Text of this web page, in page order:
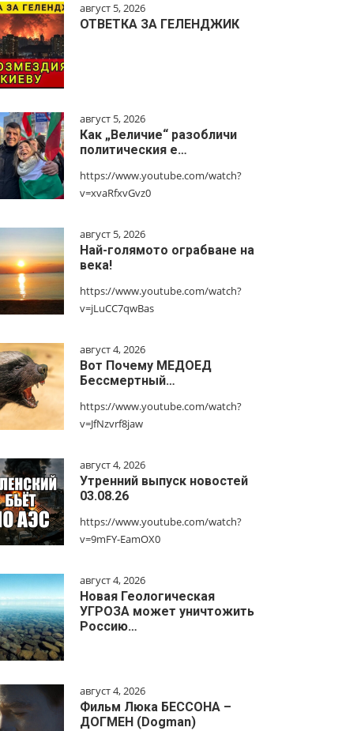
август 5, 2026
ОТВЕТКА ЗА ГЕЛЕНДЖИК
август 5, 2026
Как „Величие“ разобличи
политическия е…
https://www.youtube.com/watch?
v=xvaRfxvGvz0
август 5, 2026
Най-голямото ограбване на
века!
https://www.youtube.com/watch?
v=jLuCC7qwBas
август 4, 2026
Вот Почему МЕДОЕД
Бессмертный…
https://www.youtube.com/watch?
v=JfNzvrf8jaw
август 4, 2026
Утренний выпуск новостей
03.08.26
https://www.youtube.com/watch?
v=9mFY-EamOX0
август 4, 2026
Новая Геологическая
УГРОЗА может уничтожить
Россию…
август 4, 2026
Фильм Люка БЕССОНА –
ДОГМЕН (Dogman)